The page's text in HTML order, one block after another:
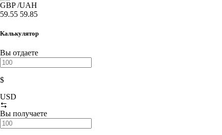
GBP /UAH
59.55 59.85
Калькулятор
Вы отдаете
$
USD
Вы получаете